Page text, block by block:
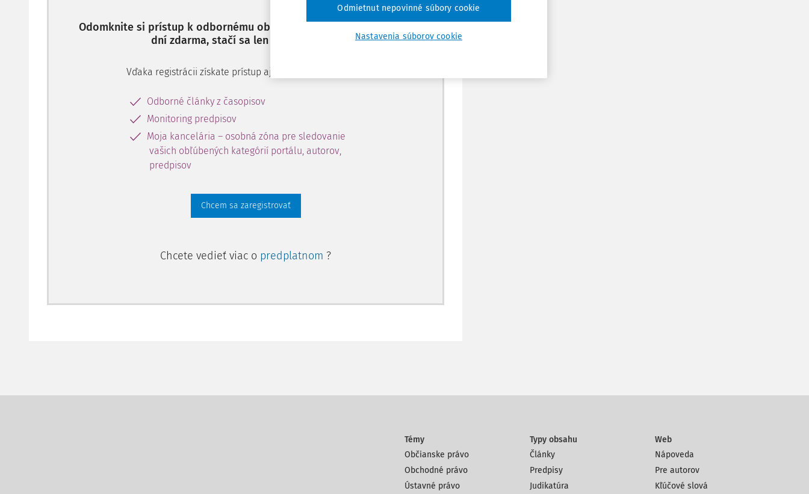
Odomknite si prístup k odbornému obsahu a získajte prístup na 10
dní zdarma, stačí sa len zaregistrovať.
Vďaka registrácii získate prístup aj k vybranému obsahu:
Odborné články z časopisov
Monitoring predpisov
Moja kancelária – osobná zóna pre sledovanie
vašich obľúbených kategórií portálu, autorov,
predpisov
Chcem sa zaregistrovať
Chcete vedieť viac o predplatnom ?
Témy
Občianske právo
Obchodné právo
Ústavné právo
Typy obsahu
Články
Predpisy
Judikatúra
Web
Nápoveda
Pre autorov
Kľúčové slová
Nastavenia súborov cookie
Odmietnut nepovinné súbory cookie